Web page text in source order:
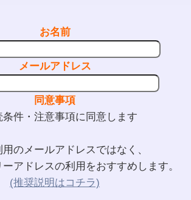
お名前
メールアドレス
同意事項
条件・注意事項に同意します
のメールアドレスではなく、
アドレスの利用をおすすめします。
(推奨説明はコチラ)